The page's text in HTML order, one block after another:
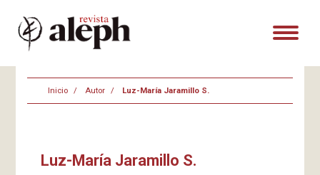
Inicio Autor Luz-María Jaramillo S.
Luz-María Jaramillo S.